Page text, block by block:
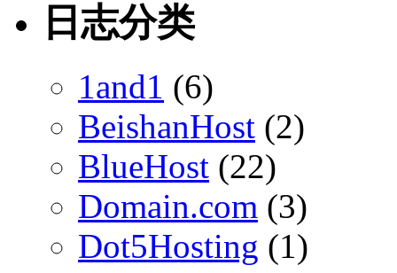
日志分类
1and1 (6)
BeishanHost (2)
BlueHost (22)
Domain.com (3)
Dot5Hosting (1)